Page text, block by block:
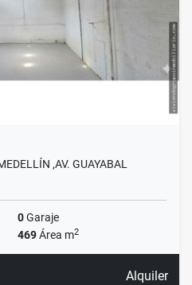
,AV. GUAYABAL
0Garaje
469Área m2
Alquiler